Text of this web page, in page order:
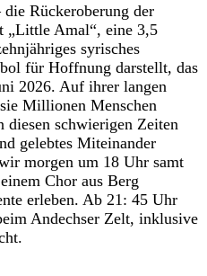
Rückeroberung der
„Little Amal“, eine 3,5
syrisches
für Hoffnung darstellt, das
2026. Auf ihrer langen
Millionen Menschen
diesen schwierigen Zeiten
gelebtes Miteinander
morgen um 18 Uhr samt
Chor aus Berg
erleben. Ab 21: 45 Uhr
Andechser Zelt, inklusive